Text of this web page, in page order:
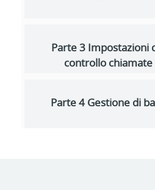
Parte 3 Impostazioni
controllo chiamate
Parte 4 Gestione di